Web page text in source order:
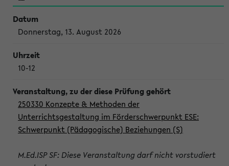
Donnerstag, 13. August 2026
10-12
250330 Konzepte & Methoden der
Unterrichtsgestaltung im Förderschwerpunkt ESE:
Schwerpunkt (Pädagogische) Beziehungen (S)
M.Ed.ISP SF: Diese Veranstaltung darf nicht vorstudiert